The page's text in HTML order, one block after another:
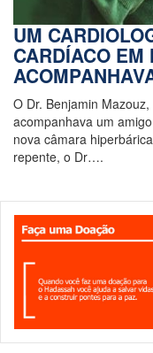
UM
CARDÍACO EM
O Dr. Benjamin
acompanhava um
nova câmara
repente, o Dr….